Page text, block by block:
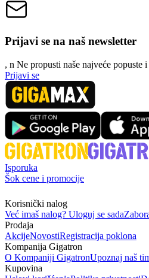
Prijavi se na naš newsletter
, n Ne propusti naše najveće popuste
Prijavi se
Isporuka
Šok cene i promocije
Korisnički nalog
Već imaš nalog? Uloguj se sada
Prodaja
AkcijeNovostiRegistracija poklona
Kompanija Gigatron
O Kompaniji GigatronUpoznaj naš
Kupovina